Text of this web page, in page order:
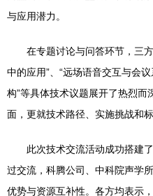
与应用潜力。
在专题讨论与问答环节，三
中的应用”、“远场语音交互与会
构”等具体技术议题展开了热烈
面，更就技术路径、实施挑战和
此次技术交流活动成功搭建
过交流，科腾公司、中科院声学
优势与资源互补性。各方均表示